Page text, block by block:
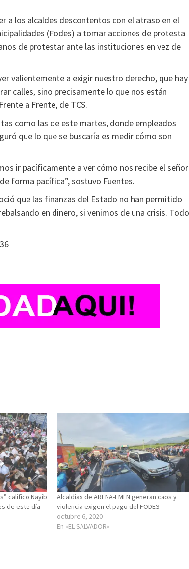
a los alcaldes descontentos con el atraso en el
(Fodes) a tomar acciones de protesta
de protestar ante las instituciones en vez de
valientemente a exigir nuestro derecho, que hay
calles, sino precisamente lo que nos están
a Frente, de TCS.
como las de este martes, donde empleados
que lo que se buscaría es medir cómo son
ir pacíficamente a ver cómo nos recibe el señor
forma pacífica”, sostuvo Fuentes.
que las finanzas del Estado no han permitido
en dinero, si venimos de una crisis. Todo
califico Nayib
de este día
Alcaldías de ARENA-FMLN generan caos y
violencia exigen el pago del FODES
octubre 6, 2020
En «EL SALVADOR»